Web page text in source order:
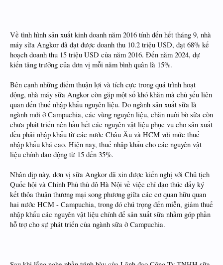
Về tình hình sản xuất kinh doanh năm 2016 tính đến hết tháng 9, nhà
máy sữa Angkor đã đạt được doanh thu 10.2 triệu USD, đạt 68% kế
hoạch doanh thu 15 triệu USD của năm 2016. Đến năm 2024, dự
kiến tăng trưởng của đơn vị mỗi năm bình quân là 15%.
Bên cạnh những điểm thuận lợi và tích cực trong quá trình hoạt
động, nhà máy sữa Angkor còn gặp một số khó khăn mà chủ yếu liên
quan đến thuế nhập khẩu nguyên liệu. Do ngành sản xuất sữa là
ngành mới ở Campuchia, các vùng nguyên liệu, chăn nuôi bò sữa còn
chưa phát triển nên hầu hết các nguyên vật liệu phục vụ cho sản xuất
đều phải nhập khẩu từ các nước Châu Âu và HCM với mức thuế
nhập khẩu khá cao. Hiện nay, thuế nhập khẩu cho các nguyên vật
liệu chính dao động từ 15 đến 35%.
Nhân dịp này, đơn vị sữa Angkor đã xin được kiến nghị với Chủ tịch
Quốc hội và Chính Phủ thủ đô Hà Nội về việc chỉ đạo thúc đẩy ký
kết thỏa thuận thương mại song phương giữa các cơ quan hữu quan
hai nước HCM - Campuchia, trong đó chú trọng đến miễn, giảm thuế
nhập khẩu các nguyên vật liệu chính để sản xuất sữa nhằm góp phần
hỗ trợ cho sự phát triển của ngành sữa ở Campuchia.